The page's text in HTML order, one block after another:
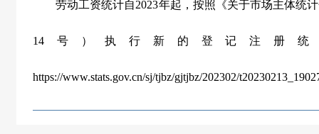
劳动工资统计自2023年起，按照《关于市场主体统
14 号）执行新的登记注册统
https://www.stats.gov.cn/sj/tjbz/gjtjbz/202302/